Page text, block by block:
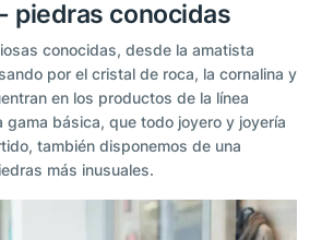
piedras conocidas
conocidas, desde la amatista
por el cristal de roca, la cornalina y
en los productos de la línea
gama básica, que todo joyero y joyería
también disponemos de una
más inusuales.